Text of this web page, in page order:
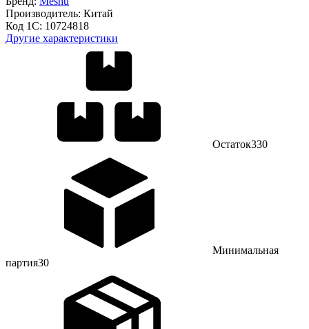
Производитель: Китай
Код 1С: 10724818
Другие характеристики
Остаток330
Минимальная
партия30